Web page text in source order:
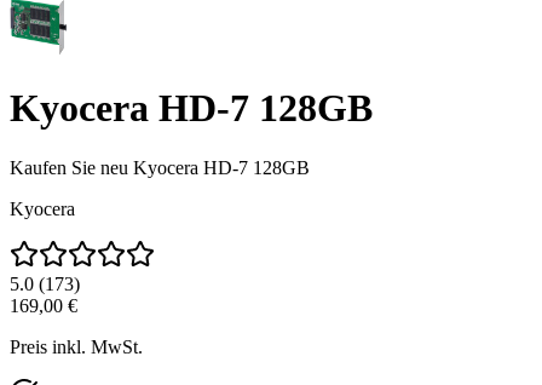
Kyocera HD-7 128GB
Kaufen Sie neu Kyocera HD-7 128GB
Kyocera
5.0 (173)
169,00 €
Preis inkl. MwSt.